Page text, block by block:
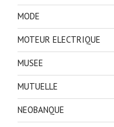
MODE
MOTEUR ELECTRIQUE
MUSEE
MUTUELLE
NEOBANQUE